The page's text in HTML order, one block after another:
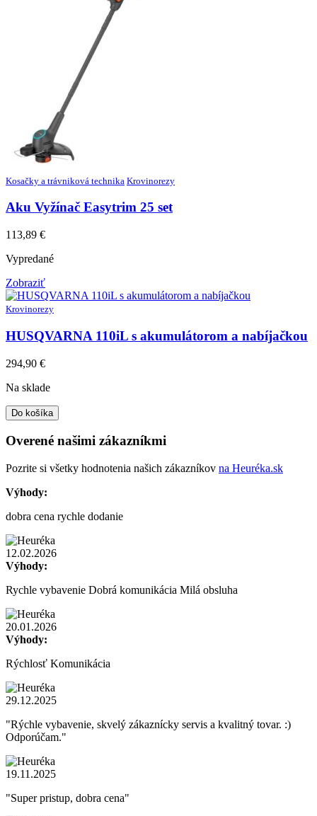
Kosačky a trávniková technika Krovinorezy
Aku Vyžínač Easytrim 25 set
113,89 €
Vypredané
Zobraziť
Krovinorezy
HUSQVARNA 110iL s akumulátorom a nabíjačkou
294,90 €
Na sklade
Do košíka
Overené našimi zákazníkmi
Pozrite si všetky hodnotenia našich zákazníkov na Heuréka.sk
Výhody:
dobra cena rychle dodanie
12.02.2026
Výhody:
Rychle vybavenie Dobrá komunikácia Milá obsluha
20.01.2026
Výhody:
Rýchlosť Komunikácia
29.12.2025
"Rýchle vybavenie, skvelý zákaznícky servis a kvalitný tovar. :)
Odporúčam."
19.11.2025
"Super pristup, dobra cena"